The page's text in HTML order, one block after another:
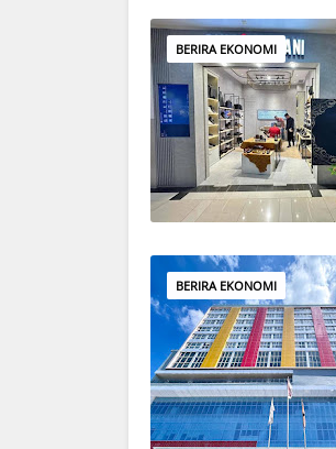
BERIRA EKONOMI
BERIRA EKONOMI